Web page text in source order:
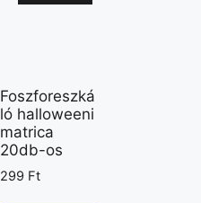
Foszforeszká
ló halloweeni
matrica
20db-os
299 Ft